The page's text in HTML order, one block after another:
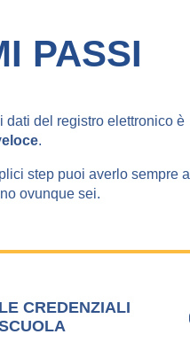
PASSI
dati del registro elettronico è
.
step puoi averlo sempre a
ovunque sei.
CREDENZIALI